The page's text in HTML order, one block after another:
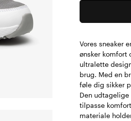
Vores sneaker
ønsker komfort
ultralette
brug. Med en
føle dig sikker
Den
tilpasse
materiale